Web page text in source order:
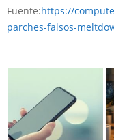
Fuente:https://
parches-falsos-